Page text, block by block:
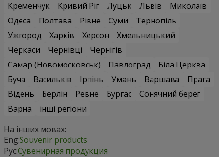
Кременчук
Кривий Ріг Луцьк Львів
Миколаїв
Одеса
Полтава Рівне Суми
Тернопіль
Ужгород
Харків Херсон
Хмельницький
Черкаси
Чернівці
Чернігів
Самар (Новомосковськ)
Павлоград
Біла Церква
Буча
Васильків Ірпінь Умань Варшава
Прага
Відень
Берлін Ревне Бургас
Сонячний берег
Варна
інші регіони
На інших мовах:
Eng:Souvenir products
Рус:Сувенирная продукция